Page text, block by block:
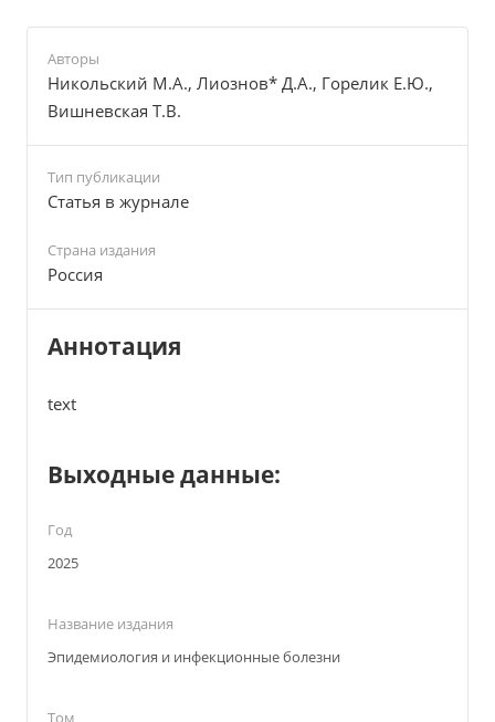
Авторы
Никольский М.А., Лиознов* Д.А., Горелик Е.Ю.,
Вишневская Т.В.
Тип публикации
Cтатья в журнале
Страна издания
Россия
Аннотация
text
Выходные данные:
Год
2025
Название издания
Эпидемиология и инфекционные болезни
Том